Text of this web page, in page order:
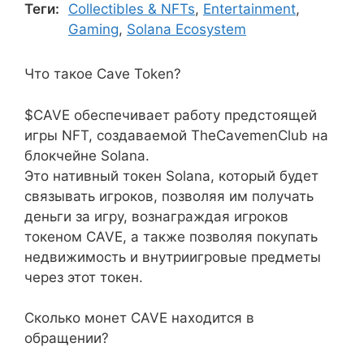
Теги:
Collectibles & NFTs, Entertainment,
Gaming, Solana Ecosystem
Что такое Cave Token?
$CAVE обеспечивает работу предстоящей
игры NFT, создаваемой TheCavemenClub на
блокчейне Solana.
Это нативный токен Solana, который будет
связывать игроков, позволяя им получать
деньги за игру, вознаграждая игроков
токеном CAVE, а также позволяя покупать
недвижимость и внутриигровые предметы
через этот токен.
Сколько монет CAVE находится в
обращении?